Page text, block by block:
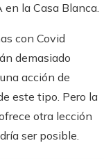
en la Casa Blanca.
con Covid
demasiado
acción de
este tipo. Pero la
otra lección
ser posible.